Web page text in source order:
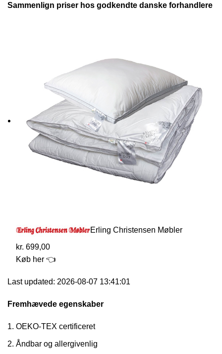
Sammenlign priser hos godkendte danske forhandlere
Erling Christensen Møbler
kr. 699,00
Køb her 👈
Last updated: 2026-08-07 13:41:01
Fremhævede egenskaber
OEKO-TEX certificeret
Åndbar og allergivenlig